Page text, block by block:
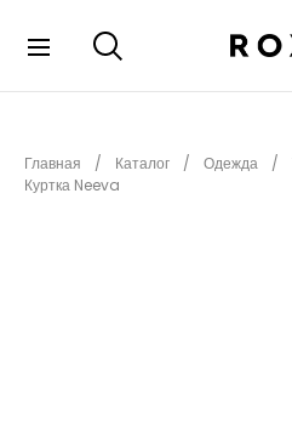
НОВИНКИ
Главная Каталог Одежда
Куртка Neeva